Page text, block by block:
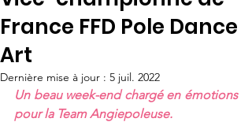
France FFD Pole Dance
Art
Dernière mise à jour : 5 juil. 2022
Un beau week-end chargé en émotions
pour la Team Angiepoleuse.